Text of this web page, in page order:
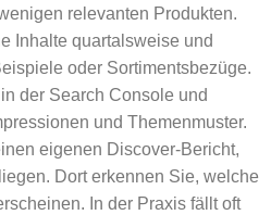
relevanten Produkten.
Inhalte quartalsweise und
oder Sortimentsbezüge.
der Search Console und
und Themenmuster.
eigenen Discover-Bericht,
Dort erkennen Sie, welche
In der Praxis fällt oft